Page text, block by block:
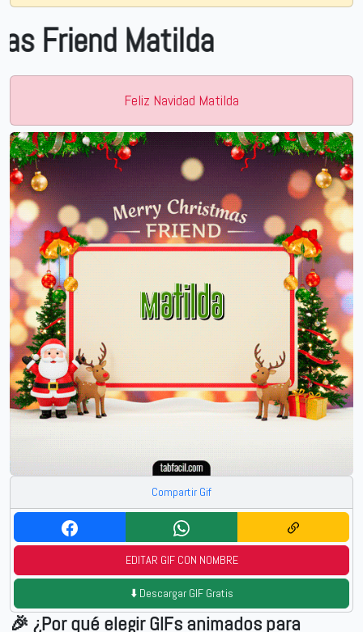
Matilda
Feliz Navidad Matilda
Compartir Gif
EDITAR GIF CON NOMBRE
⬇️ Descargar GIF Gratis
🎉 ¿Por qué elegir GIFs animados para